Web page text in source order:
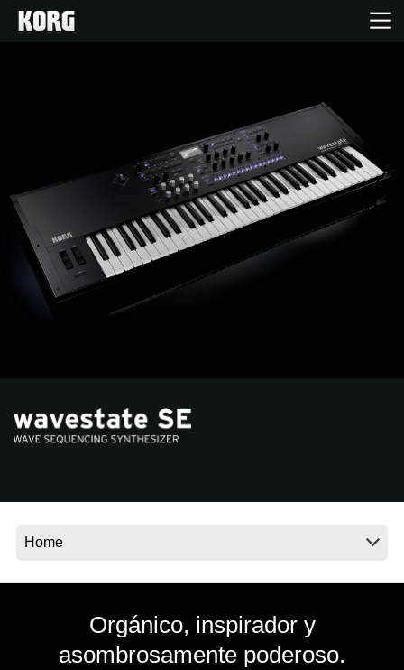
Características
Eventos
Soporte
Noticias
Orgánico, inspirador y
asombrosamente poderoso.